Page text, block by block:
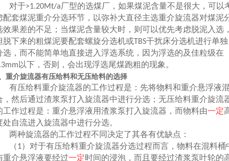
对于>1.20Mt/a厂型的选煤厂，如果煤泥含量不是很大，可以
配套煤泥重介分选环节，以弥补大直径主选重介旋流器对煤泥
效果差的不足；当煤泥含量较大时，则可以优先考虑脱泥入选
脱下来的粗煤泥要配套螺旋分选机或TBS干扰床分选机进行单独
选，而不能简单地直接进入浮选系统，因为浮选的及佳粒级在
以下，否则，会出现浮选尾煤跑粗的现象。
重介旋流器有压给料和无压给料的选择
有压给料重介旋流器的工作过程是：先将物料和重介悬浮液
，然后通过渣浆泵打入旋流器中进行分选；无压给料重介旋流
工作过程是：重介悬浮液用渣浆泵打入旋流器，而物料由一定
处自流进入旋流器中进行分选。
两种旋流器的工作过程不同决定了其各有优缺点：
（1）对于有压给料重介旋流器分选过程而言，物料在混料桶
重介悬浮液要经过一定时间的浸泡，而且要经过渣浆泵叶轮的